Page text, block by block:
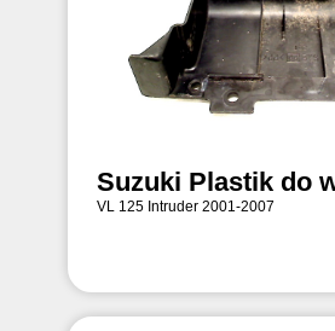
Suzuki Plastik do
VL 125 Intruder 2001-2007